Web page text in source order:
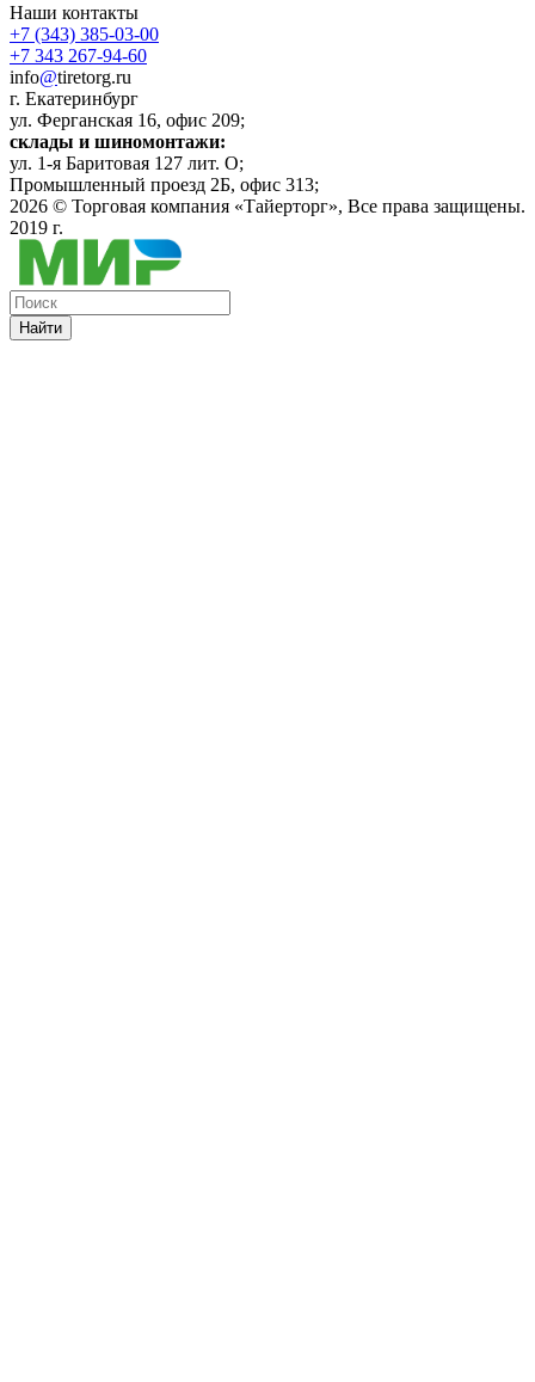
Наши контакты
+7 (343) 385-03-00
+7 343 267-94-60
info@tiretorg.ru
г. Екатеринбург
ул. Ферганская 16, офис 209;
склады и шиномонтажи:
ул. 1-я Баритовая 127 лит. О;
Промышленный проезд 2Б, офис 313;
2026 © Торговая компания «Тайерторг», Все права защищены.
2019 г.
Найти